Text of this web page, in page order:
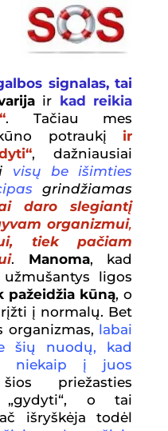
signalas, tai
ir kad reikia
. Tačiau mes
potraukį ir
, dažniausiai
visų be išimties
grindžiamas
daro slegiantį
organizmui,
tiek pačiam
. Manoma, kad
ligos
pažeidžia kūną, o
į normalų. Bet
organizmas, labai
šių nuodų, kad
niekaip į juos
priežasties
„gydyti“, o tai
išryškėja todėl